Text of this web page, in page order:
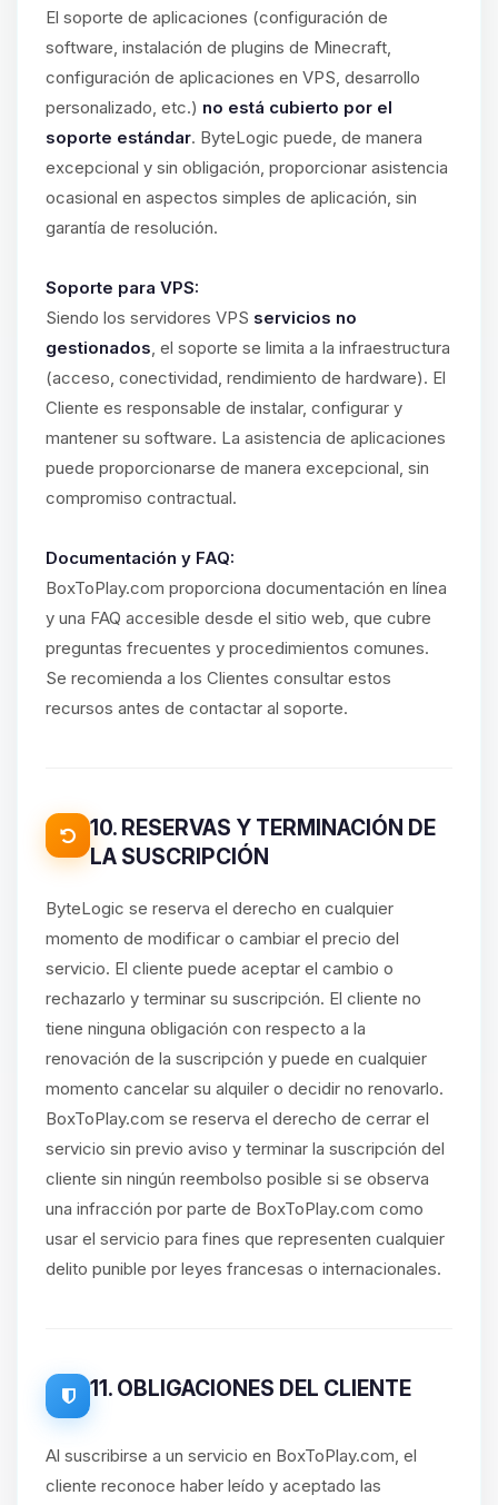
El soporte de aplicaciones (configuración de
software, instalación de plugins de Minecraft,
configuración de aplicaciones en VPS, desarrollo
personalizado, etc.) no está cubierto por el
soporte estándar. ByteLogic puede, de manera
excepcional y sin obligación, proporcionar asistencia
ocasional en aspectos simples de aplicación, sin
garantía de resolución.
Soporte para VPS:
Siendo los servidores VPS servicios no
gestionados, el soporte se limita a la infraestructura
(acceso, conectividad, rendimiento de hardware). El
Cliente es responsable de instalar, configurar y
mantener su software. La asistencia de aplicaciones
puede proporcionarse de manera excepcional, sin
compromiso contractual.
Documentación y FAQ:
BoxToPlay.com proporciona documentación en línea
y una FAQ accesible desde el sitio web, que cubre
preguntas frecuentes y procedimientos comunes.
Se recomienda a los Clientes consultar estos
recursos antes de contactar al soporte.
10. RESERVAS Y TERMINACIÓN DE
LA SUSCRIPCIÓN
ByteLogic se reserva el derecho en cualquier
momento de modificar o cambiar el precio del
servicio. El cliente puede aceptar el cambio o
rechazarlo y terminar su suscripción. El cliente no
tiene ninguna obligación con respecto a la
renovación de la suscripción y puede en cualquier
momento cancelar su alquiler o decidir no renovarlo.
BoxToPlay.com se reserva el derecho de cerrar el
servicio sin previo aviso y terminar la suscripción del
cliente sin ningún reembolso posible si se observa
una infracción por parte de BoxToPlay.com como
usar el servicio para fines que representen cualquier
delito punible por leyes francesas o internacionales.
11. OBLIGACIONES DEL CLIENTE
Al suscribirse a un servicio en BoxToPlay.com, el
cliente reconoce haber leído y aceptado las